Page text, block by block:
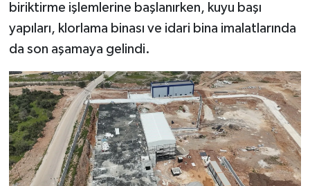
biriktirme işlemlerine başlanırken, kuyu başı
yapıları, klorlama binası ve idari bina imalatlarında
da son aşamaya gelindi.